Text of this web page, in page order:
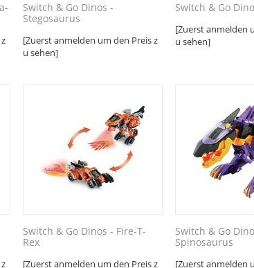
Switch & Go Dinos -
Stegosaurus
[Zuerst anmelden um den Preis z
u sehen]
Switch & Go
[Zuerst anmelden
u sehen]
Switch & Go Dinos - Fire-T-
Rex
[Zuerst anmelden um den Preis z
Switch & Go
Spinosaurus
[Zuerst anmelden